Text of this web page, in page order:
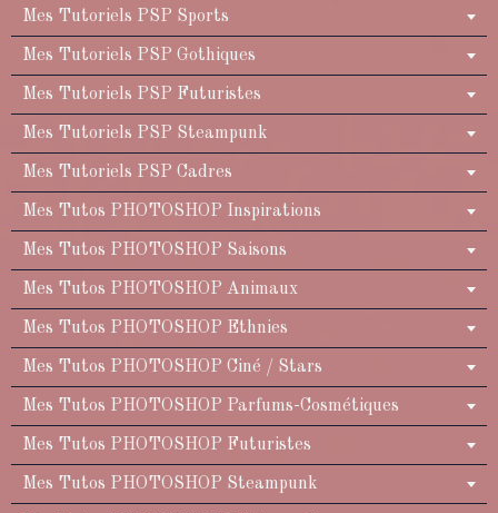
Mes Tutoriels PSP Sports
Mes Tutoriels PSP Gothiques
Mes Tutoriels PSP Futuristes
Mes Tutoriels PSP Steampunk
Mes Tutoriels PSP Cadres
Mes Tutos PHOTOSHOP Inspirations
Mes Tutos PHOTOSHOP Saisons
Mes Tutos PHOTOSHOP Animaux
Mes Tutos PHOTOSHOP Ethnies
Mes Tutos PHOTOSHOP Ciné / Stars
Mes Tutos PHOTOSHOP Parfums-Cosmétiques
Mes Tutos PHOTOSHOP Futuristes
Mes Tutos PHOTOSHOP Steampunk